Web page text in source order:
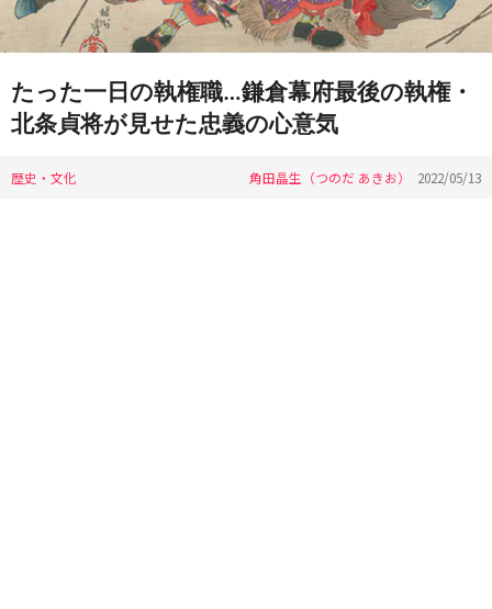
たった一日の執権職…鎌倉幕府最後の執権・
北条貞将が見せた忠義の心意気
歴史・文化 角田晶生（つのだ あきお） 2022/05/13